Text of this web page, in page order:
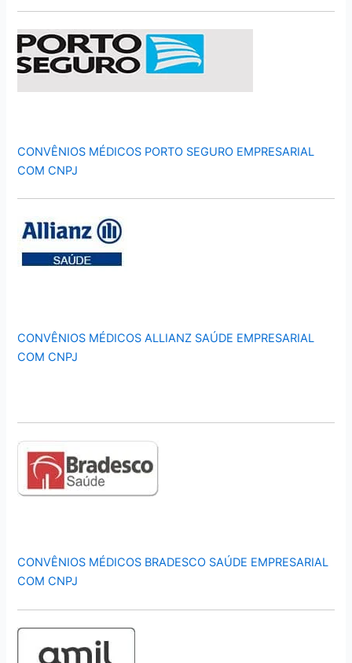
CONVÊNIOS MÉDICOS PORTO SEGURO EMPRESARIAL
COM CNPJ
CONVÊNIOS MÉDICOS ALLIANZ SAÚDE EMPRESARIAL
COM CNPJ
CONVÊNIOS MÉDICOS BRADESCO SAÚDE EMPRESARIAL
COM CNPJ